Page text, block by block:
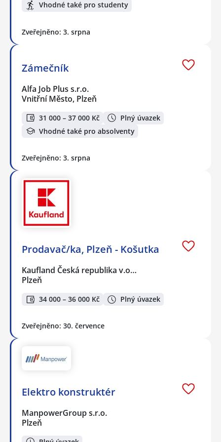
Vhodné také pro studenty
Zveřejněno: 3. srpna
Zámečník
Alfa Job Plus s.r.o.
Vnitřní Město, Plzeň
31 000 – 37 000 Kč
Plný úvazek
Vhodné také pro absolventy
Zveřejněno: 3. srpna
Prodavač/ka, Plzeň - Košutka
Kaufland Česká republika v.o…
Plzeň
34 000 – 36 000 Kč Plný úvazek
Zveřejněno: 30. července
Elektro konstruktér
ManpowerGroup s.r.o.
Plzeň